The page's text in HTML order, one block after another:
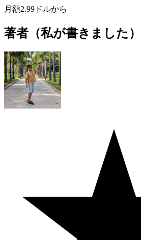
月額2.99ドルから
著者（私が書きました）